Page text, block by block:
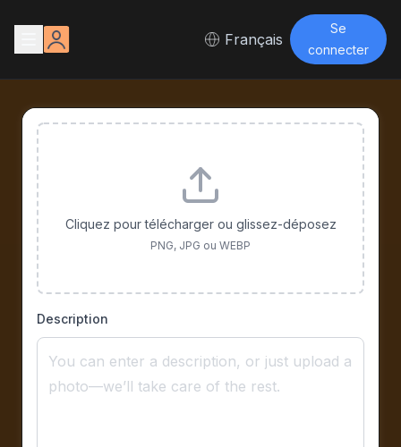
Français
Se
connecter
Cliquez pour télécharger ou glissez-déposez
PNG, JPG ou WEBP
Description